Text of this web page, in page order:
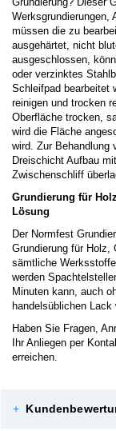
Werksgrundierungen,
müssen die zu
ausgehärtet, nicht
ausgeschlossen,
oder verzinktes
Schleifpad bearbeitet
reinigen und trocken
Oberfläche trocken,
wird die Fläche
wird. Zur Behandlung
Dreischicht Aufbau
Zwischenschliff
Grundierung für
Lösung
Der Normfest
Grundierung für Holz,
sämtliche
werden
Minuten kann, auch
handelsüblichen Lack
Haben Sie Fragen,
Ihr Anliegen per
erreichen.
+